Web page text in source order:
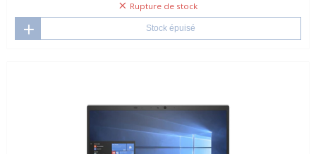
Rupture de stock
Stock épuisé